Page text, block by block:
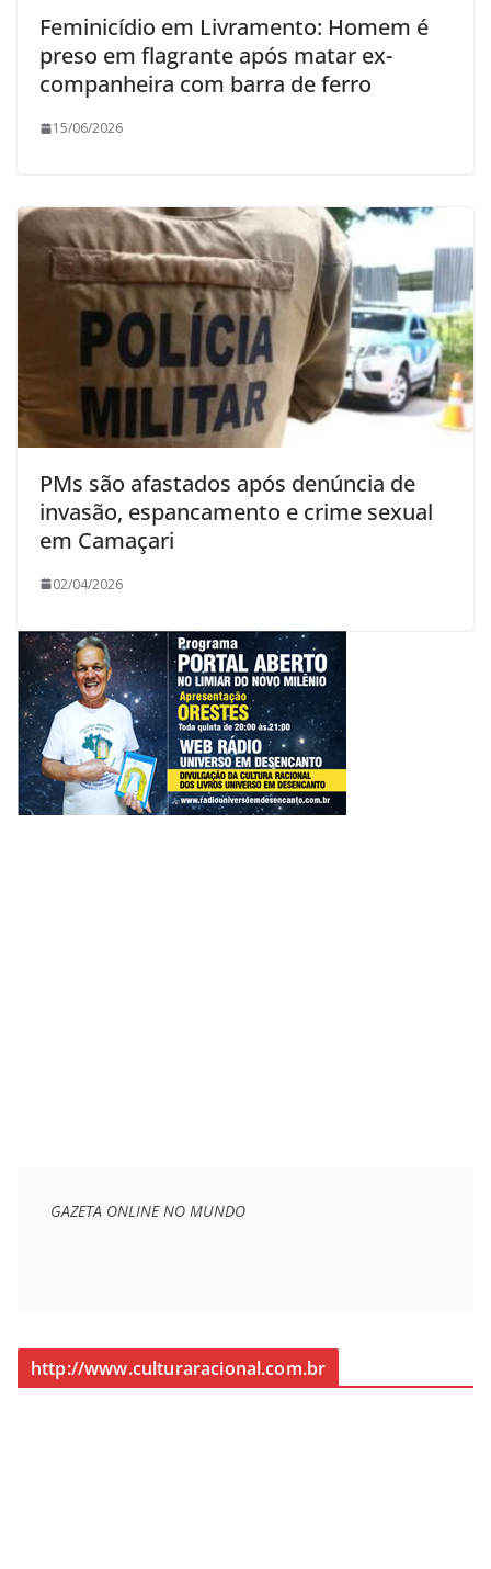
Feminicídio em Livramento: Homem é
preso em flagrante após matar ex-
companheira com barra de ferro
15/06/2026
PMs são afastados após denúncia de
invasão, espancamento e crime sexual
em Camaçari
02/04/2026
GAZETA ONLINE NO MUNDO
http://www.culturaracional.com.br